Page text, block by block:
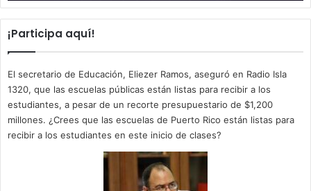
¡Participa aquí!
El secretario de Educación, Eliezer Ramos, aseguró en Radio Isla
1320, que las escuelas públicas están listas para recibir a los
estudiantes, a pesar de un recorte presupuestario de $1,200
millones. ¿Crees que las escuelas de Puerto Rico están listas para
recibir a los estudiantes en este inicio de clases?